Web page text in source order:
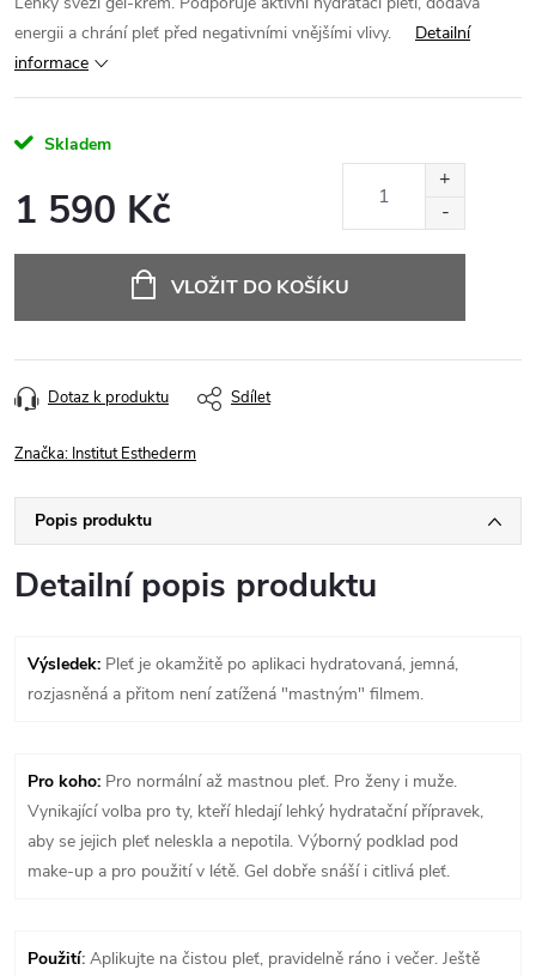
energii a chrání pleť před negativními vnějšími vlivy.
Detailní
informace
Skladem
1 590 Kč
VLOŽIT DO KOŠÍKU
Dotaz k produktu Sdílet
Značka: Institut Esthederm
Popis produktu
Detailní popis produktu
Výsledek: Pleť je okamžitě po aplikaci hydratovaná, jemná,
rozjasněná a přitom není zatížená "mastným" filmem.
Pro koho: Pro normální až mastnou pleť. Pro ženy i muže.
Vynikající volba pro ty, kteří hledají lehký hydratační přípravek,
aby se jejich pleť neleskla a nepotila. Výborný podklad pod
make-up a pro použití v létě. Gel dobře snáší i citlivá pleť.
Použití: Aplikujte na čistou pleť, pravidelně ráno i večer. Ještě